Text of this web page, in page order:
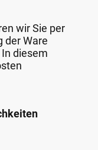
wir Sie per
der Ware
diesem